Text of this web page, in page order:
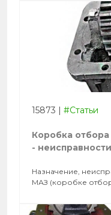
15873 | #Статьи
Коробка
-
Назначение,
МАЗ (коробке